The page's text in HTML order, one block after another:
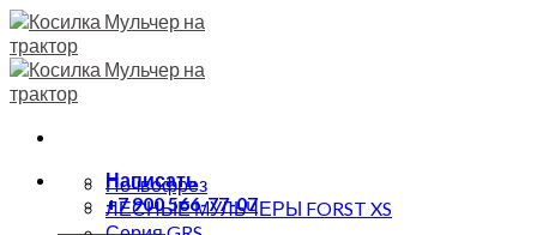
Skip
to
content
Написать
+7 900 566-77-07
Почвофрез
ЛЕСНЫЕ МУЛЬЧЕРЫ FORST XS